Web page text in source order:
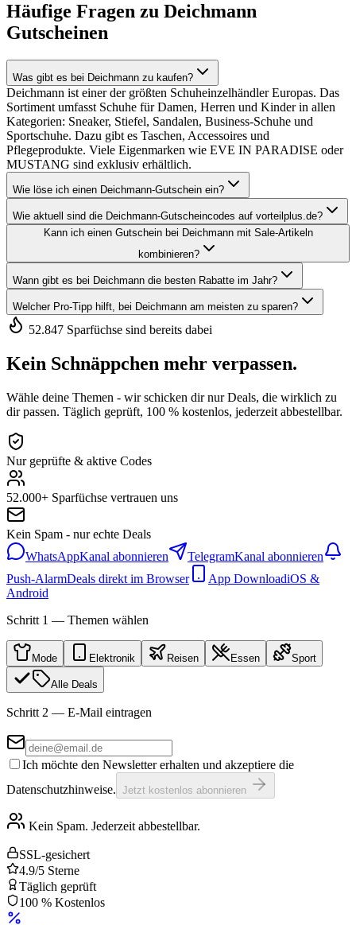
Häufige Fragen zu Deichmann
Gutscheinen
Was gibt es bei Deichmann zu kaufen?
Deichmann ist einer der größten Schuheinzelhändler Europas. Das
Sortiment umfasst Schuhe für Damen, Herren und Kinder in allen
Kategorien: Sneaker, Stiefel, Sandalen, Business-Schuhe und
Sportschuhe. Dazu gibt es Taschen, Accessoires und
Pflegeprodukte. Viele Eigenmarken wie EVE IN PARADISE oder
MUSTANG sind exklusiv erhältlich.
Wie löse ich einen Deichmann-Gutschein ein?
Wie aktuell sind die Deichmann-Gutscheincodes auf vorteilplus.de?
Kann ich einen Gutschein bei Deichmann mit Sale-Artikeln
kombinieren?
Wann gibt es bei Deichmann die besten Rabatte im Jahr?
Welcher Pro-Tipp hilft, bei Deichmann am meisten zu sparen?
52.847 Sparfüchse sind bereits dabei
Kein Schnäppchen mehr verpassen.
Wähle deine Themen - wir schicken dir nur Deals, die wirklich zu
dir passen. Täglich geprüft, 100 % kostenlos, jederzeit abbestellbar.
Nur geprüfte & aktive Codes
52.000+ Sparfüchse vertrauen uns
Kein Spam - nur echte Deals
WhatsAppKanal abonnieren TelegramKanal abonnieren
Push-AlarmDeals direkt im Browser App DownloadiOS &
Android
Schritt 1 — Themen wählen
Mode Elektronik Reisen Essen Sport
Alle Deals
Schritt 2 — E-Mail eintragen
Ich möchte den Newsletter erhalten und akzeptiere die
Datenschutzhinweise. Jetzt kostenlos abonnieren
Kein Spam. Jederzeit abbestellbar.
SSL-gesichert
4.9/5 Sterne
Täglich geprüft
100 % Kostenlos